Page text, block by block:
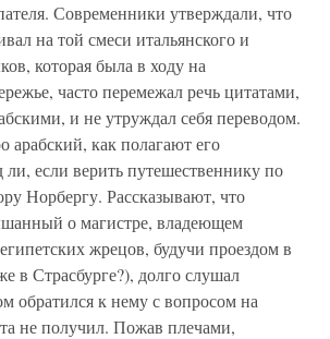
Современники утверждали, что
на той смеси итальянского и
которая была в ходу на
часто перемежал речь цитатами,
и не утруждал себя переводом.
арабский, как полагают его
ли, если верить путешественнику по
Норбергу. Рассказывают, что
о магистре, владеющем
жрецов, будучи проездом в
в Страсбурге?), долго слушал
обратился к нему с вопросом на
не получил. Пожав плечами,